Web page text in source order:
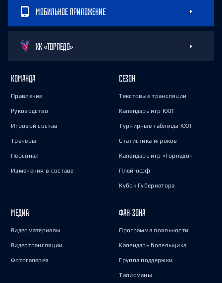
МОБИЛЬНОЕ ПРИЛОЖЕНИЕ
ХК «ТОРПЕДО»
КОМАНДА
Правление
Руководство
Игровой состав
Тренеры
Персонал
Изменения в составе
СЕЗОН
Текстовые трансляции
Календарь игр КХЛ
Турнирные таблицы КХЛ
Статистика игроков
Календарь игр «Торпедо»
Плей-офф
Кубок Губернатора
МЕДИА
Видеоматериалы
Видеотрансляции
Фотогалерея
ФАН-ЗОНА
Программа лояльности
Календарь болельщика
Группа поддержки
Талисманы